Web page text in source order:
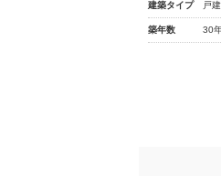
建築タイプ 戸建
築年数 30